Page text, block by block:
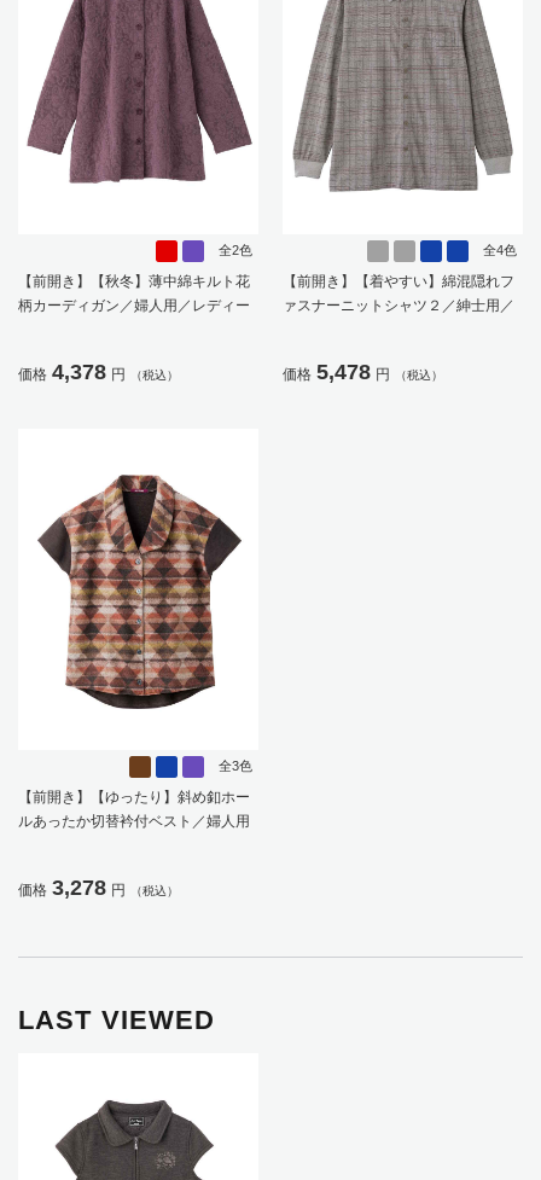
全2色
【前開き】【秋冬】薄中綿キルト花
柄カーディガン／婦人用／レディー
両脇ポケット／ゆったり／のびのび
価格 4,378 円 （税込）
全4色
【前開き】【着やすい】綿混隠れフ
ァスナーニットシャツ２／紳士用／
フト／プレセント／ギフト【CF】
価格 5,478 円 （税込）
全3色
【前開き】【ゆったり】斜め釦ホー
ルあったか切替衿付ベスト／婦人用
価格 3,278 円 （税込）
LAST VIEWED